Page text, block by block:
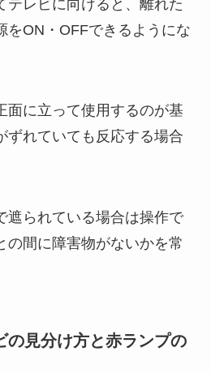
テレビに向けると、離れた
をON・OFFできるようにな
面に立って使用するのが基
ずれていても反応する場合
遮られている場合は操作で
の間に障害物がないかを常
の見分け方と赤ランプの